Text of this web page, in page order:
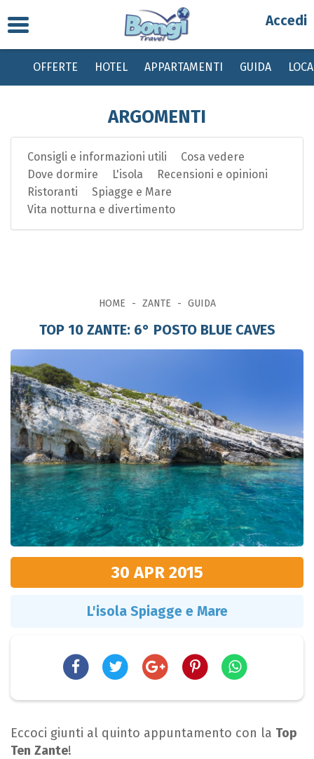
Toggle
OFFERTE HOTEL APPARTAMENTI GUIDA
Partenza
Periodo
Passeggeri
Bambini gratis da 0 a 2 anni, dai 2 ai 12 anni sconto del 20% su quota base
con tasse invariate
ARGOMENTI
Consigli e informazioni utili
Cosa vedere
Dove dormire
L'isola
Recensioni e opinioni
Ristoranti
Spiagge e Mare
Vita notturna e divertimento
HOME ZANTE GUIDA
TOP 10 ZANTE: 6° POSTO BLUE CAVES
30 APR 2015
L'isola Spiagge e Mare
Eccoci giunti al quinto appuntamento con la Top
Ten Zante!